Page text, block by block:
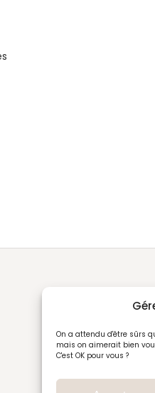
On a attendu d'être sûrs
mais on aimerait bien
C'est OK pour vous ?